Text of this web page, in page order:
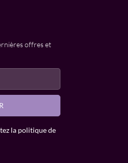
offres et
la politique de